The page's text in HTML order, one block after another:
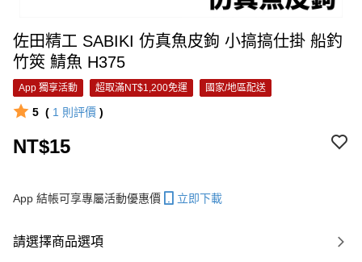
佐田精工 SABIKI 仿真魚皮鉤 小搞搞仕掛 船釣
竹筴 鯖魚 H375
App 獨享活動 超取滿NT$1,200免運 國家/地區配送
5 ( 1 則評價 )
NT$15
App 結帳可享專屬活動優惠價 立即下載
請選擇商品選項